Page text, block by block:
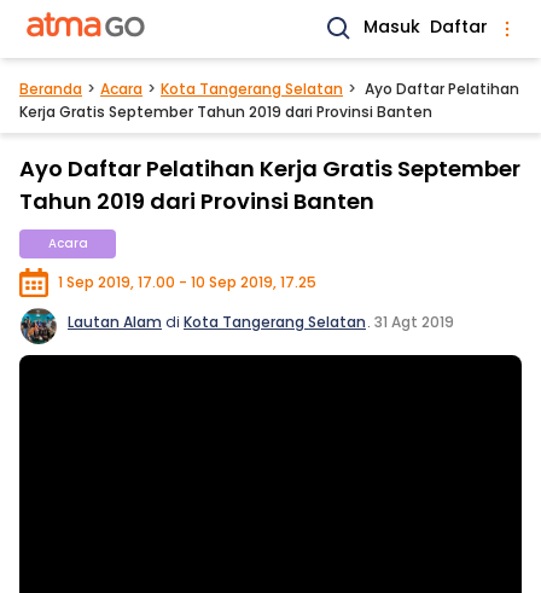
Masuk Daftar
Beranda Acara Kota Tangerang Selatan
Ayo Daftar Pelatihan
Kerja Gratis September Tahun 2019 dari Provinsi Banten
Ayo Daftar Pelatihan Kerja Gratis September
Tahun 2019 dari Provinsi Banten
Acara
1 Sep 2019, 17.00 - 10 Sep 2019, 17.25
Lautan Alam di Kota Tangerang Selatan. 31 Agt 2019